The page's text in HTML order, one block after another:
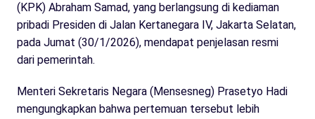
(KPK) Abraham Samad, yang berlangsung di kediaman
pribadi Presiden di Jalan Kertanegara IV, Jakarta Selatan,
pada Jumat (30/1/2026), mendapat penjelasan resmi
dari pemerintah.
Menteri Sekretaris Negara (Mensesneg) Prasetyo Hadi
mengungkapkan bahwa pertemuan tersebut lebih